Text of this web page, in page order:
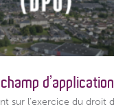
d’application
sur l’exercice du droit